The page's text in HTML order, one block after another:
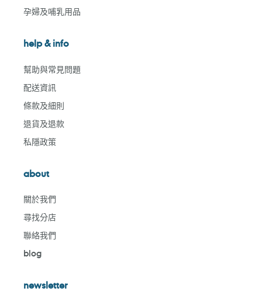
孕婦及哺乳用品
help & info
幫助與常見問題
配送資訊
條款及細則
退貨及退款
私隱政策
about
關於我們
尋找分店
聯絡我們
blog
newsletter